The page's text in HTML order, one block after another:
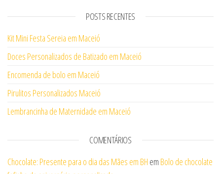
POSTS RECENTES
Kit Mini Festa Sereia em Maceió
Doces Personalizados de Batizado em Maceió
Encomenda de bolo em Maceió
Pirulitos Personalizados Maceió
Lembrancinha de Maternidade em Maceió
COMENTÁRIOS
Chocolate: Presente para o dia das Mães em BH em Bolo de chocolate